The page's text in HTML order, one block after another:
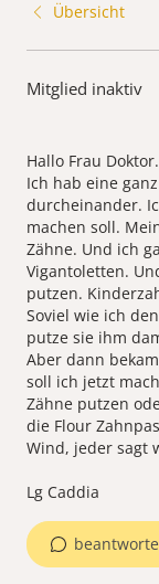
Übersicht
Mitglied inaktiv
Hallo Frau Doktor.
Ich hab eine
durcheinander.
machen soll.
Zähne. Und ich
Vigantoletten.
putzen.
Soviel wie ich
putze sie ihm
Aber dann
soll ich jetzt
Zähne putzen
die Flour
Wind, jeder sagt
Lg Caddia